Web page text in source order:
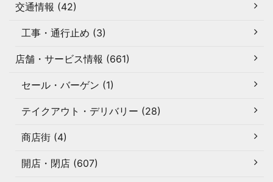
交通情報 (42)
工事・通行止め (3)
店舗・サービス情報 (661)
セール・バーゲン (1)
テイクアウト・デリバリー (28)
商店街 (4)
開店・閉店 (607)